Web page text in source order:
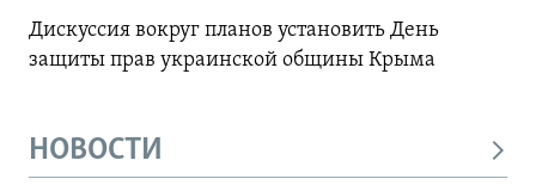
Дискуссия вокруг планов установить День
защиты прав украинской общины Крыма
НОВОСТИ